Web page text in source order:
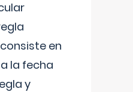
en
la fecha
y